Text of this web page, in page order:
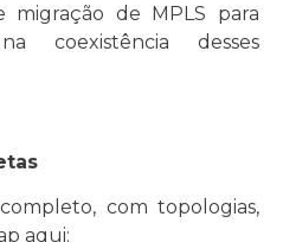
migração de MPLS para
coexistência desses
com topologias,
aqui: